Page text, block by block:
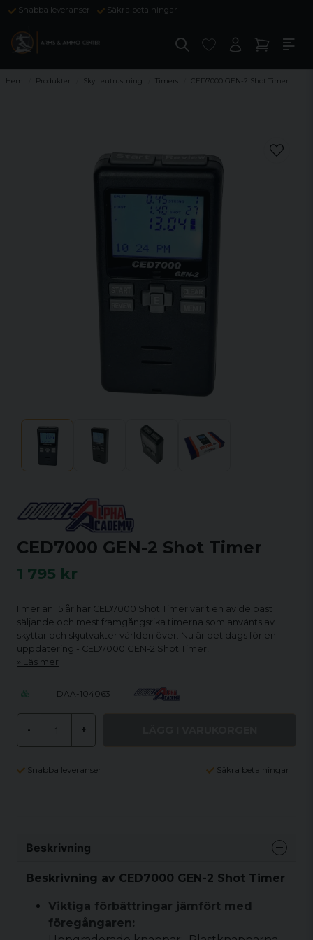
Snabba leveranser Säkra betalningar
Hem Produkter Skytteutrustning Timers CED7000 GEN-2 Shot Timer
CED7000 GEN-2 Shot Timer
1 795 kr
I mer än 15 år har CED7000 Shot Timer varit en av de bäst
säljande och mest framgångsrika timerna som använts av
skyttar och skjutvakter världen över. Nu är det dags för en
uppdatering - CED7000 GEN-2 Shot Timer!
Läs mer
DAA-104063
- +
Snabba leveranser Säkra betalningar
Beskrivning
Beskrivning av CED7000 GEN-2 Shot Timer
Viktiga förbättringar jämfört med
föregångaren: